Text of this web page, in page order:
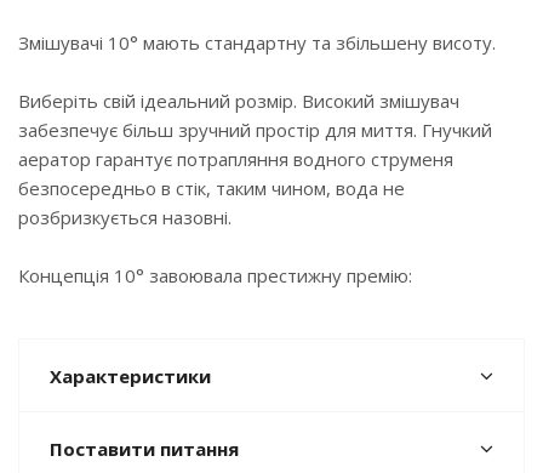
Змішувачі 10° мають стандартну та збільшену висоту.
Виберіть свій ідеальний розмір. Високий змішувач
забезпечує більш зручний простір для миття. Гнучкий
аератор гарантує потрапляння водного струменя
безпосередньо в стік, таким чином, вода не
розбризкується назовні.
Концепція 10° завоювала престижну премію:
Характеристики
Поставити питання